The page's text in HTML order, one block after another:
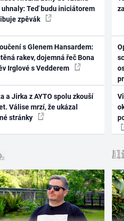
uhnaly: Teď budu iniciátorem
zpěvák
s Glenem Hansardem:
rakev, dojemná řeč Bona
Irglové s Vedderem
a Jirka z AYTO spolu zkouší
Válise mrzí, že ukázal
stránky